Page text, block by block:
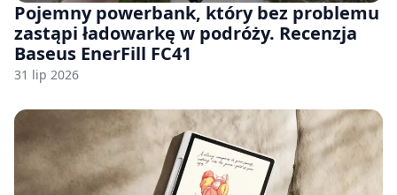
Pojemny powerbank, który bez problemu
zastąpi ładowarkę w podróży. Recenzja
Baseus EnerFill FC41
31 lip 2026